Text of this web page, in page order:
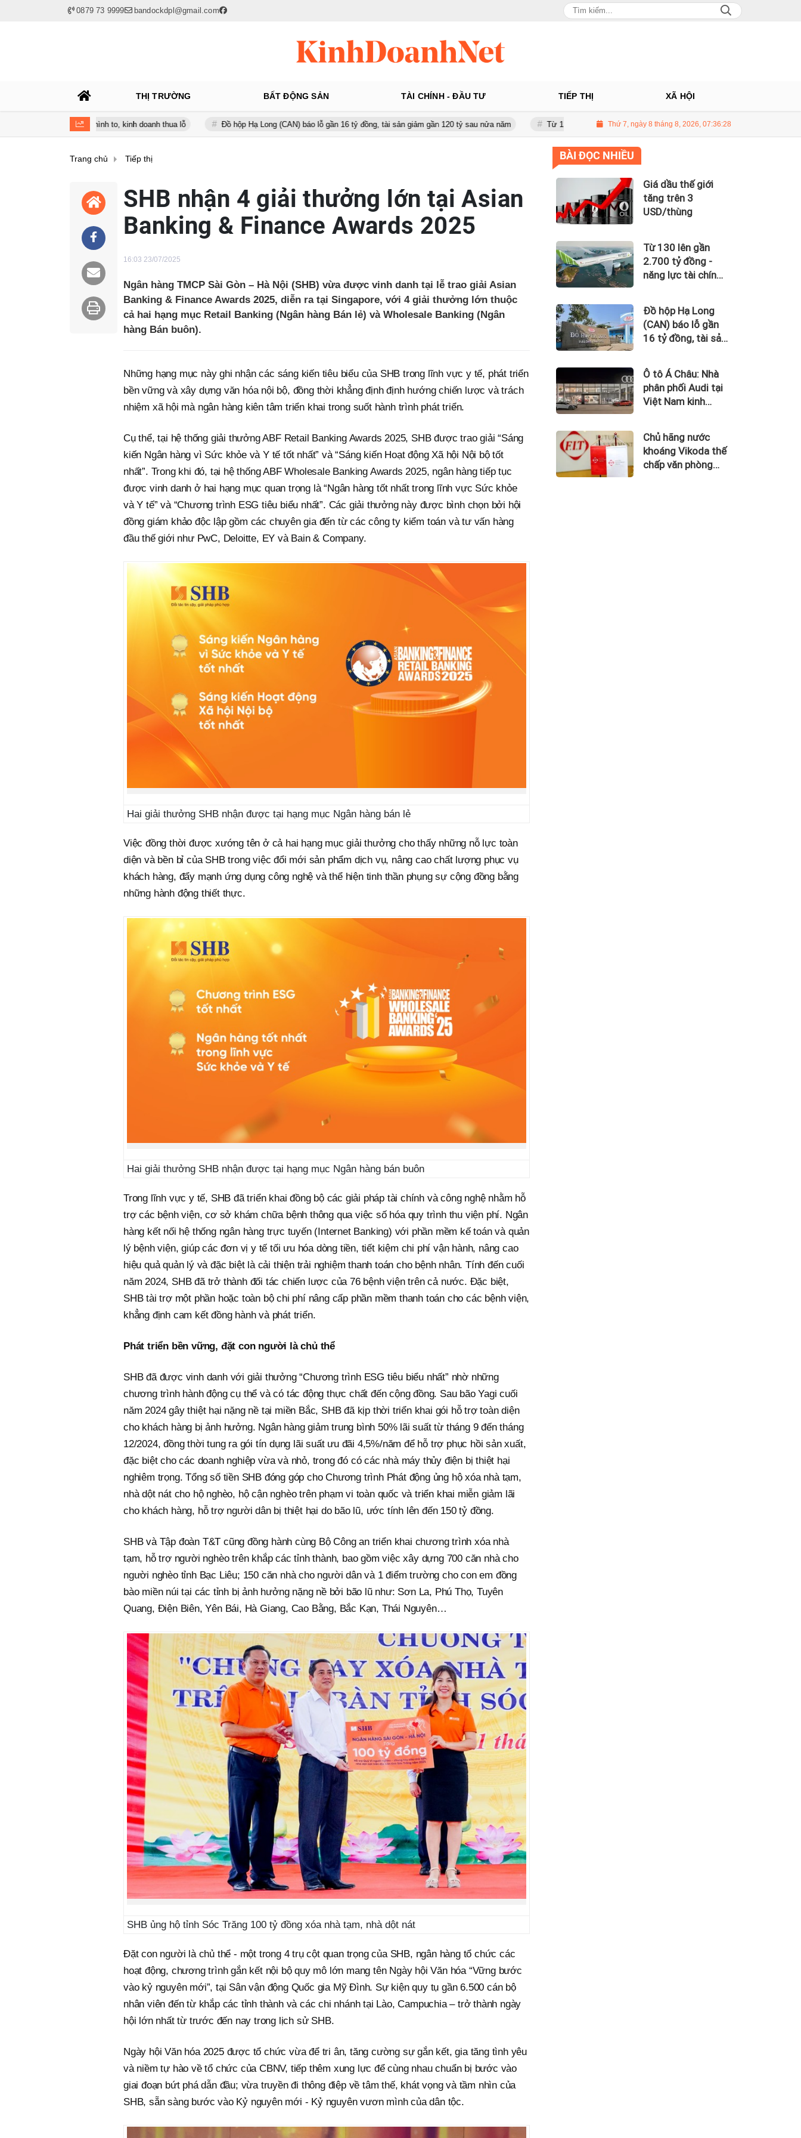
0879 73 9999 bandockdpl@gmail.com
THỊ TRƯỜNG BẤT ĐỘNG SẢN TÀI CHÍNH - ĐẦU TƯ TIẾP THỊ XÃ HỘI
nợ vay phình to, kinh doanh thua lỗ Đồ hộp Hạ Long (CAN) báo lỗ gần 16 tỷ đồng, tài sản giảm gần 120 tỷ sau nửa năm Từ 130 lên gần 2.700 tỷ đồng - năng lực tài chính của Bamboo Airways nhìn từ công
Thứ 7, ngày 8 tháng 8, 2026, 07:36:29
Trang chủ Tiếp thị
SHB nhận 4 giải thưởng lớn tại Asian
Banking & Finance Awards 2025
16:03 23/07/2025
Ngân hàng TMCP Sài Gòn – Hà Nội (SHB) vừa được vinh danh tại lễ trao giải Asian
Banking & Finance Awards 2025, diễn ra tại Singapore, với 4 giải thưởng lớn thuộc
cả hai hạng mục Retail Banking (Ngân hàng Bán lẻ) và Wholesale Banking (Ngân
hàng Bán buôn).
Những hạng mục này ghi nhận các sáng kiến tiêu biểu của SHB trong lĩnh vực y tế, phát triển
bền vững và xây dựng văn hóa nội bộ, đồng thời khẳng định định hướng chiến lược và trách
nhiệm xã hội mà ngân hàng kiên tâm triển khai trong suốt hành trình phát triển.
Cụ thể, tại hệ thống giải thưởng ABF Retail Banking Awards 2025, SHB được trao giải “Sáng
kiến Ngân hàng vì Sức khỏe và Y tế tốt nhất” và “Sáng kiến Hoạt động Xã hội Nội bộ tốt
nhất”. Trong khi đó, tại hệ thống ABF Wholesale Banking Awards 2025, ngân hàng tiếp tục
được vinh danh ở hai hạng mục quan trọng là “Ngân hàng tốt nhất trong lĩnh vực Sức khỏe
và Y tế” và “Chương trình ESG tiêu biểu nhất”. Các giải thưởng này được bình chọn bởi hội
đồng giám khảo độc lập gồm các chuyên gia đến từ các công ty kiểm toán và tư vấn hàng
đầu thế giới như PwC, Deloitte, EY và Bain & Company.
Hai giải thưởng SHB nhận được tại hạng mục Ngân hàng bán lẻ
Việc đồng thời được xướng tên ở cả hai hạng mục giải thưởng cho thấy những nỗ lực toàn
diện và bền bỉ của SHB trong việc đổi mới sản phẩm dịch vụ, nâng cao chất lượng phục vụ
khách hàng, đẩy mạnh ứng dụng công nghệ và thể hiện tinh thần phụng sự cộng đồng bằng
những hành động thiết thực.
Hai giải thưởng SHB nhận được tại hạng mục Ngân hàng bán buôn
Trong lĩnh vực y tế, SHB đã triển khai đồng bộ các giải pháp tài chính và công nghệ nhằm hỗ
trợ các bệnh viện, cơ sở khám chữa bệnh thông qua việc số hóa quy trình thu viện phí. Ngân
hàng kết nối hệ thống ngân hàng trực tuyến (Internet Banking) với phần mềm kế toán và quản
lý bệnh viện, giúp các đơn vị y tế tối ưu hóa dòng tiền, tiết kiệm chi phí vận hành, nâng cao
hiệu quả quản lý và đặc biệt là cải thiện trải nghiệm thanh toán cho bệnh nhân. Tính đến cuối
năm 2024, SHB đã trở thành đối tác chiến lược của 76 bệnh viện trên cả nước. Đặc biệt,
SHB tài trợ một phần hoặc toàn bộ chi phí nâng cấp phần mềm thanh toán cho các bệnh viện,
khẳng định cam kết đồng hành và phát triển.
Phát triển bền vững, đặt con người là chủ thể
SHB đã được vinh danh với giải thưởng “Chương trình ESG tiêu biểu nhất” nhờ những
chương trình hành động cụ thể và có tác động thực chất đến cộng đồng. Sau bão Yagi cuối
năm 2024 gây thiệt hại nặng nề tại miền Bắc, SHB đã kịp thời triển khai gói hỗ trợ toàn diện
cho khách hàng bị ảnh hưởng. Ngân hàng giảm trung bình 50% lãi suất từ tháng 9 đến tháng
12/2024, đồng thời tung ra gói tín dụng lãi suất ưu đãi 4,5%/năm để hỗ trợ phục hồi sản xuất,
đặc biệt cho các doanh nghiệp vừa và nhỏ, trong đó có các nhà máy thủy điện bị thiệt hại
nghiêm trọng. Tổng số tiền SHB đóng góp cho Chương trình Phát động ủng hộ xóa nhà tạm,
nhà dột nát cho hộ nghèo, hộ cận nghèo trên phạm vi toàn quốc và triển khai miễn giảm lãi
cho khách hàng, hỗ trợ người dân bị thiệt hại do bão lũ, ước tính lên đến 150 tỷ đồng.
SHB và Tập đoàn T&T cũng đồng hành cùng Bộ Công an triển khai chương trình xóa nhà
tạm, hỗ trợ người nghèo trên khắp các tỉnh thành, bao gồm việc xây dựng 700 căn nhà cho
người nghèo tỉnh Bạc Liêu; 150 căn nhà cho người dân và 1 điểm trường cho con em đồng
bào miền núi tại các tỉnh bị ảnh hưởng nặng nề bởi bão lũ như: Sơn La, Phú Thọ, Tuyên
Quang, Điện Biên, Yên Bái, Hà Giang, Cao Bằng, Bắc Kạn, Thái Nguyên…
SHB ủng hộ tỉnh Sóc Trăng 100 tỷ đồng xóa nhà tạm, nhà dột nát
Đặt con người là chủ thể - một trong 4 trụ cột quan trọng của SHB, ngân hàng tổ chức các
hoạt động, chương trình gắn kết nội bộ quy mô lớn mang tên Ngày hội Văn hóa “Vững bước
vào kỷ nguyên mới”, tại Sân vận động Quốc gia Mỹ Đình. Sự kiện quy tụ gần 6.500 cán bộ
nhân viên đến từ khắp các tỉnh thành và các chi nhánh tại Lào, Campuchia – trở thành ngày
hội lớn nhất từ trước đến nay trong lịch sử SHB.
Ngày hội Văn hóa 2025 được tổ chức vừa để tri ân, tăng cường sự gắn kết, gia tăng tình yêu
và niềm tự hào về tổ chức của CBNV, tiếp thêm xung lực để cùng nhau chuẩn bị bước vào
giai đoạn bứt phá dẫn đầu; vừa truyền đi thông điệp về tâm thế, khát vọng và tầm nhìn của
SHB, sẵn sàng bước vào Kỷ nguyên mới - Kỷ nguyên vươn mình của dân tộc.
BÀI ĐỌC NHIỀU
Giá dầu thế giới
tăng trên 3
USD/thùng
Từ 130 lên gần
2.700 tỷ đồng -
năng lực tài chính
Airways nhìn từ
công nợ với ACV
Đồ hộp Hạ Long
(CAN) báo lỗ gần
16 tỷ đồng, tài sản
sau nửa năm
Ô tô Á Châu: Nhà
phân phối Audi tại
Việt Nam kinh
Chủ hãng nước
khoáng Vikoda thế
chấp văn phòng